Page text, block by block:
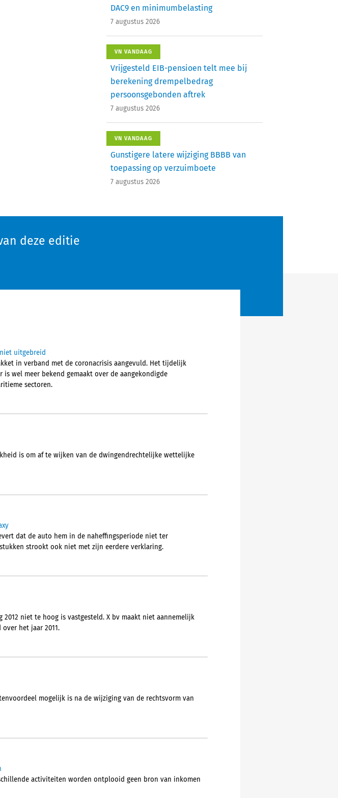
DAC9 en minimumbelasting
7 augustus 2026
VN VANDAAG
Vrijgesteld EIB-pensioen telt mee bij
berekening drempelbedrag
persoonsgebonden aftrek
7 augustus 2026
VN VANDAAG
Gunstigere latere wijziging BBBB van
toepassing op verzuimboete
7 augustus 2026
deze editie
uitgebreid
in verband met de coronacrisis aangevuld. Het tijdelijk
wel meer bekend gemaakt over de aangekondigde
sectoren.
is om af te wijken van de dwingendrechtelijke wettelijke
dat de auto hem in de naheffingsperiode niet ter
strookt ook niet met zijn eerdere verklaring.
2012 niet te hoog is vastgesteld. X bv maakt niet aannemelijk
het jaar 2011.
mogelijk is na de wijziging van de rechtsvorm van
activiteiten worden ontplooid geen bron van inkomen